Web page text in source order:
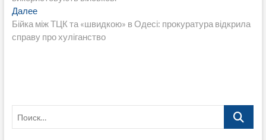
записям
ДалееСледующая
запись:
Бійка між ТЦК та «швидкою» в Одесі: прокуратура відкрила
справу про хуліганство
Поиск…